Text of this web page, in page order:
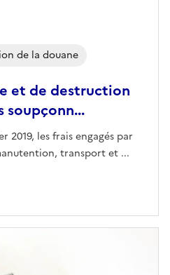
de la douane
et de destruction
soupçonn...
2019, les frais engagés par
transport et ...